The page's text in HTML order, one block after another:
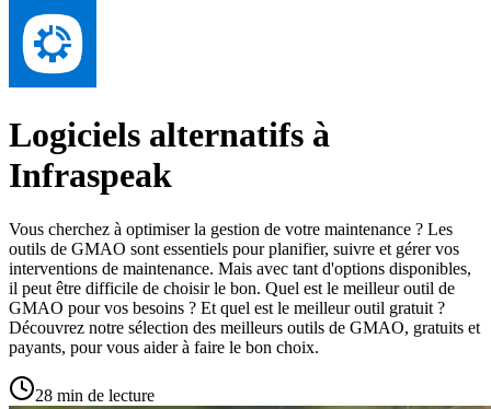
Logiciels alternatifs à
Infraspeak
Vous cherchez à optimiser la gestion de votre maintenance ? Les
outils de GMAO sont essentiels pour planifier, suivre et gérer vos
interventions de maintenance. Mais avec tant d'options disponibles,
il peut être difficile de choisir le bon. Quel est le meilleur outil de
GMAO pour vos besoins ? Et quel est le meilleur outil gratuit ?
Découvrez notre sélection des meilleurs outils de GMAO, gratuits et
payants, pour vous aider à faire le bon choix.
28 min de lecture